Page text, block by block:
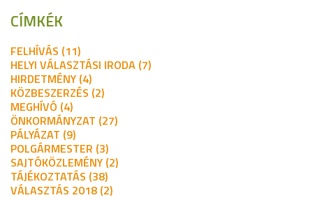
CÍMKÉK
FELHÍVÁS (11)
HELYI VÁLASZTÁSI IRODA (7)
HIRDETMÉNY (4)
KÖZBESZERZÉS (2)
MEGHÍVÓ (4)
ÖNKORMÁNYZAT (27)
PÁLYÁZAT (9)
POLGÁRMESTER (3)
SAJTÓKÖZLEMÉNY (2)
TÁJÉKOZTATÁS (38)
VÁLASZTÁS 2018 (2)